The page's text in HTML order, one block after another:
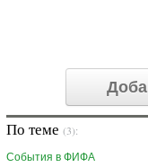
По теме (3):
События в ФИФА